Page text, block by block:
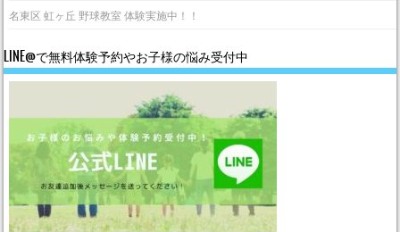
名東区 虹ヶ丘 野球教室 体験実施中！！
LINE@で無料体験予約やお子様の悩み受付中